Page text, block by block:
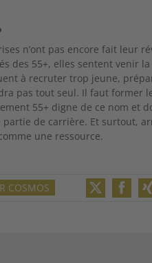
n’ont pas encore fait leur
des 55+, elles sentent venir
à recruter trop jeune,
pas tout seul. Il faut former
55+ digne de ce nom et
de carrière. Et surtout,
une ressource.
COSMOS